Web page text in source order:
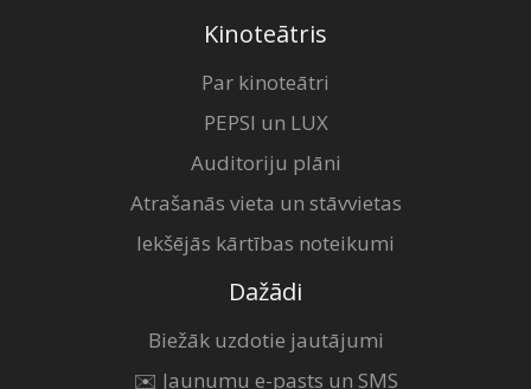
Kinoteātris
Par kinoteātri
PEPSI un LUX
Auditoriju plāni
Atrašanās vieta un stāvvietas
Iekšējās kārtības noteikumi
Dažādi
Biežāk uzdotie jautājumi
✉️ Jaunumu e-pasts un SMS